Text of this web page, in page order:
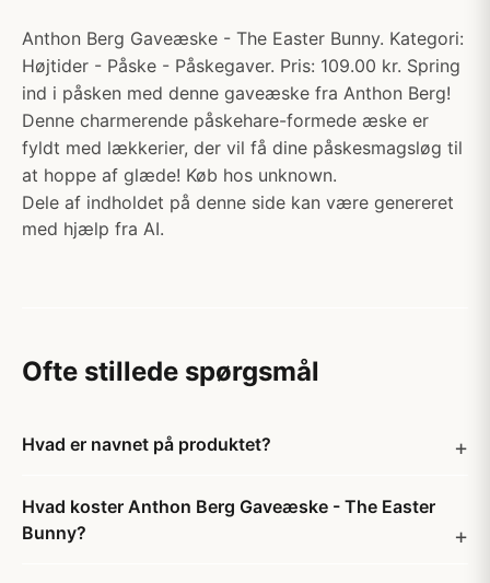
Anthon Berg Gaveæske - The Easter Bunny. Kategori:
Højtider - Påske - Påskegaver. Pris: 109.00 kr. Spring
ind i påsken med denne gaveæske fra Anthon Berg!
Denne charmerende påskehare-formede æske er
fyldt med lækkerier, der vil få dine påskesmagsløg til
at hoppe af glæde! Køb hos unknown.
Dele af indholdet på denne side kan være genereret
med hjælp fra AI.
Ofte stillede spørgsmål
Hvad er navnet på produktet?
Hvad koster Anthon Berg Gaveæske - The Easter
Bunny?